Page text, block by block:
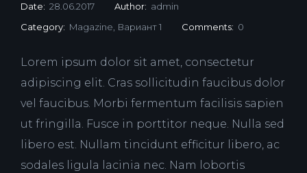
Date: 28.06.2017 Author: admin
Category: Magazine, Вариант 1 Comments: 0
Lorem ipsum dolor sit amet, consectetur
adipiscing elit. Cras sollicitudin faucibus dolor
vel faucibus. Morbi fermentum facilisis sapien
ut fringilla. Fusce in porttitor neque. Nulla sed
libero est. Nullam tincidunt efficitur libero, ac
sodales ligula lacinia nec. Nam lobortis